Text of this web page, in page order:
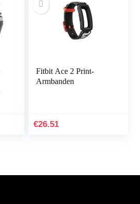
Fitbit Ace 2 Print-
Armbanden
€26.51